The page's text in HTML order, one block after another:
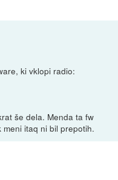
ki vklopi radio:
še dela. Menda ta fw
itaq ni bil prepotih.